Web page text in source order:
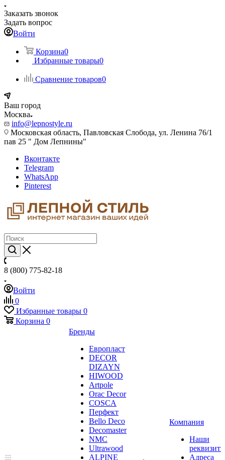
Заказать звонок
Задать вопрос
Войти
Корзина0
Избранные товары0
Сравнение товаров0
Ваш город
Москва
info@lepnostyle.ru
Московская область, Павловская Слобода, ул. Ленина 76/1
пав 25 " Дом Лепнины"
Вконтакте
Telegram
WhatsApp
Pinterest
8 (800) 775-82-18
Войти
0
Избранные товары 0
Корзина 0
Бренды
Европласт
DECOR
DIZAYN
HIWOOD
Artpole
Orac Decor
COSCA
Перфект
Bello Deco
Decomaster
NMС
Ultrawood
ALPINE
Компания
Наши
Адреса